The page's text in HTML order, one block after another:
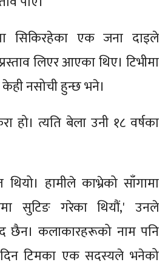
सिकिरहेका एक जना दाइले
लिएर आएका थिए। टिभीमा
नसोची हुन्छ भने।
हो। त्यति बेला उनी १८ वर्षका
हामीले काभ्रेको साँगामा
सुटिङ गरेका थियौं,' उनले
छैन। कलाकारहरूको नाम पनि
दिन टिमका एक सदस्यले भनेको